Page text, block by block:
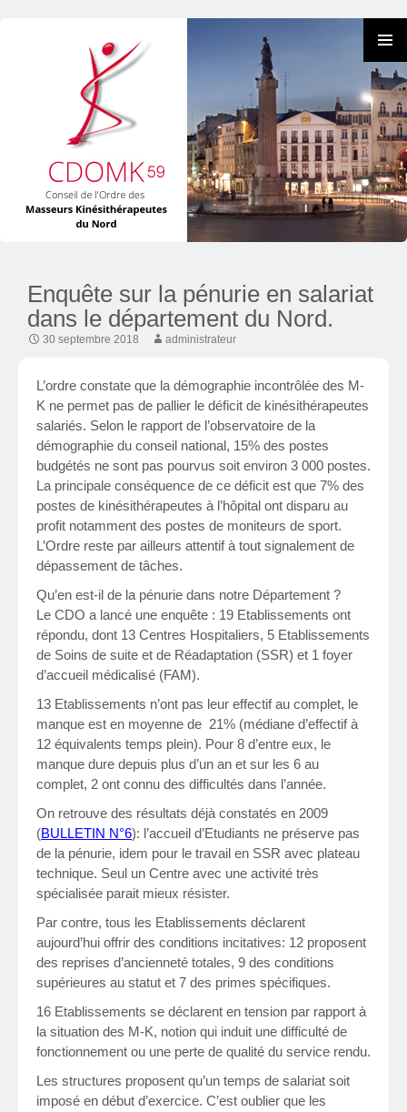
content
Enquête sur la pénurie en salariat
dans le département du Nord.
30 septembre 2018 administrateur
L’ordre constate que la démographie incontrôlée des M-
K ne permet pas de pallier le déficit de kinésithérapeutes
salariés. Selon le rapport de l’observatoire de la
démographie du conseil national, 15% des postes
budgétés ne sont pas pourvus soit environ 3 000 postes.
La principale conséquence de ce déficit est que 7% des
postes de kinésithérapeutes à l’hôpital ont disparu au
profit notamment des postes de moniteurs de sport.
L’Ordre reste par ailleurs attentif à tout signalement de
dépassement de tâches.
Qu’en est-il de la pénurie dans notre Département ?
Le CDO a lancé une enquête : 19 Etablissements ont
répondu, dont 13 Centres Hospitaliers, 5 Etablissements
de Soins de suite et de Réadaptation (SSR) et 1 foyer
d’accueil médicalisé (FAM).
13 Etablissements n’ont pas leur effectif au complet, le
manque est en moyenne de 21% (médiane d’effectif à
12 équivalents temps plein). Pour 8 d’entre eux, le
manque dure depuis plus d’un an et sur les 6 au
complet, 2 ont connu des difficultés dans l’année.
On retrouve des résultats déjà constatés en 2009
(BULLETIN N°6): l’accueil d’Etudiants ne préserve pas
de la pénurie, idem pour le travail en SSR avec plateau
technique. Seul un Centre avec une activité très
spécialisée parait mieux résister.
Par contre, tous les Etablissements déclarent
aujourd’hui offrir des conditions incitatives: 12 proposent
des reprises d’ancienneté totales, 9 des conditions
supérieures au statut et 7 des primes spécifiques.
16 Etablissements se déclarent en tension par rapport à
la situation des M-K, notion qui induit une difficulté de
fonctionnement ou une perte de qualité du service rendu.
Les structures proposent qu’un temps de salariat soit
imposé en début d’exercice. C’est oublier que les